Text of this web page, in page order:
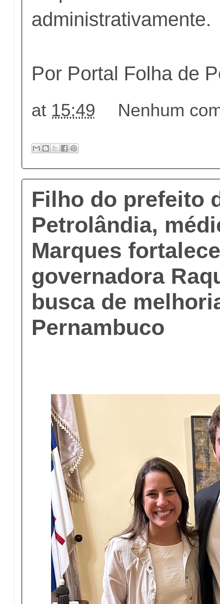
administrativamente.
Por Portal Folha de
at 15:49 Nenhum
Filho do prefeito
Petrolândia,
Marques
governadora
busca de
Pernambuco